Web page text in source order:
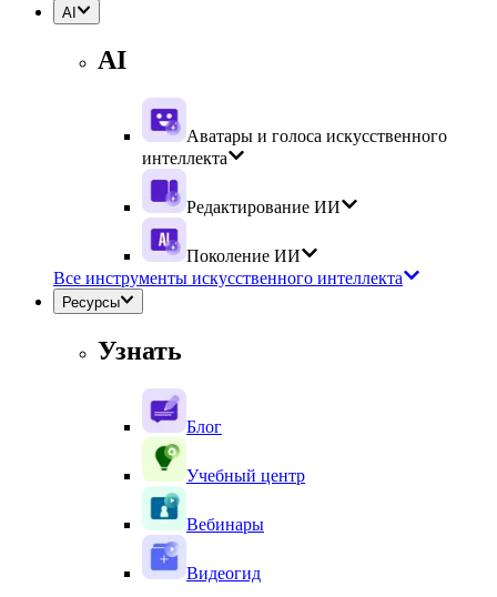
AI
AI
Аватары и голоса искусственного
интеллекта
Редактирование ИИ
Поколение ИИ
Все инструменты искусственного интеллекта
Ресурсы
Узнать
Блог
Учебный центр
Вебинары
Видеогид